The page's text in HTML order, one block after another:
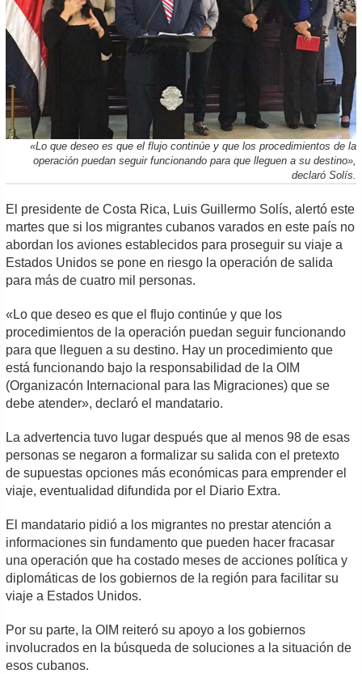
«Lo que deseo es que el flujo continúe y que los procedimientos de la
operación puedan seguir funcionando para que lleguen a su destino»,
declaró Solís.
El presidente de Costa Rica, Luis Guillermo Solís, alertó este
martes que si los migrantes cubanos varados en este país no
abordan los aviones establecidos para proseguir su viaje a
Estados Unidos se pone en riesgo la operación de salida
para más de cuatro mil personas.
«Lo que deseo es que el flujo continúe y que los
procedimientos de la operación puedan seguir funcionando
para que lleguen a su destino. Hay un procedimiento que
está funcionando bajo la responsabilidad de la OIM
(Organizacón Internacional para las Migraciones) que se
debe atender», declaró el mandatario.
La advertencia tuvo lugar después que al menos 98 de esas
personas se negaron a formalizar su salida con el pretexto
de supuestas opciones más económicas para emprender el
viaje, eventualidad difundida por el Diario Extra.
El mandatario pidió a los migrantes no prestar atención a
informaciones sin fundamento que pueden hacer fracasar
una operación que ha costado meses de acciones política y
diplomáticas de los gobiernos de la región para facilitar su
viaje a Estados Unidos.
Por su parte, la OIM reiteró su apoyo a los gobiernos
involucrados en la búsqueda de soluciones a la situación de
esos cubanos.